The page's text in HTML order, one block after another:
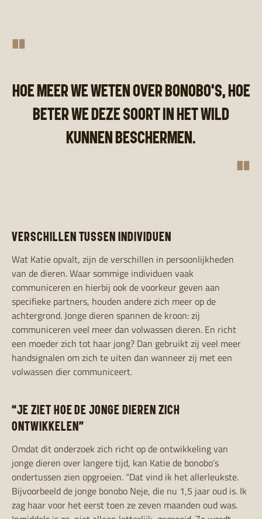
"
HOE MEER WE WETEN OVER BONOBO'S, HOE
BETER WE DEZE SOORT IN HET WILD
KUNNEN BESCHERMEN.
"
VERSCHILLEN TUSSEN INDIVIDUEN
Wat Katie opvalt, zijn de verschillen in persoonlijkheden
van de dieren. Waar sommige individuen vaak
communiceren en hierbij ook de voorkeur geven aan
specifieke partners, houden andere zich meer op de
achtergrond. Jonge dieren spannen de kroon: zij
communiceren veel meer dan volwassen dieren. En richt
een moeder zich tot haar jong? Dan gebruikt zij veel meer
handsignalen om zich te uiten dan wanneer zij met een
volwassen dier communiceert.
“JE ZIET HOE DE JONGE DIEREN ZICH
ONTWIKKELEN”
Omdat dit onderzoek zich richt op de ontwikkeling van
jonge dieren over langere tijd, kan Katie de bonobo’s
ondertussen zien opgroeien. “Dat vind ik het allerleukste.
Bijvoorbeeld de jonge bonobo Neje, die nu 1,5 jaar oud is. Ik
zag haar voor het eerst toen ze zeven maanden oud was.